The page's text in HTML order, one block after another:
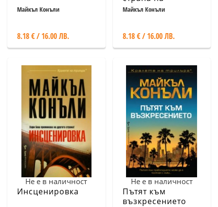
Майкъл Конъли
8.18 € / 16.00 ЛВ.
раздялата
Майкъл Конъли
8.18 € / 16.00 ЛВ.
Не е в наличност
Инсценировка
Не е в наличност
Пътят към
възкресението